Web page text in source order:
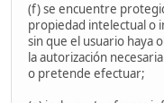
(f) se encuentre
propiedad intelectual o
sin que el usuario haya
la autorización
o pretende efectuar;